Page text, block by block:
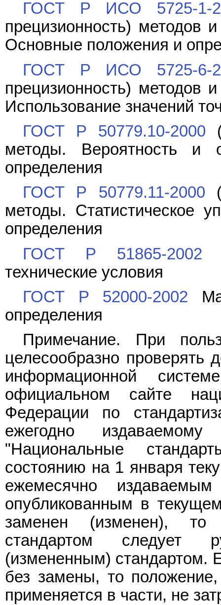
ГОСТ Р ИСО 5725-1-
прецизионность) методов
Основные положения и
ГОСТ Р ИСО 5725-6-
прецизионность) методов
Использование значений
ГОСТ Р 50779.10-2000
методы. Вероятность и
определения
ГОСТ Р 50779.11-2000
методы. Статистическое
определения
ГОСТ Р 51865-2002
технические условия
ГОСТ Р 52000-2002
определения
Примечание. При
целесообразно проверять
информационной
официальном сайте
Федерации по
ежегодно издаваемому
"Национальные
состоянию на 1 января
ежемесячно
опубликованным в
заменен (изменен), то
стандартом следует
(измененным) стандартом.
без замены, то
применяется в части, не